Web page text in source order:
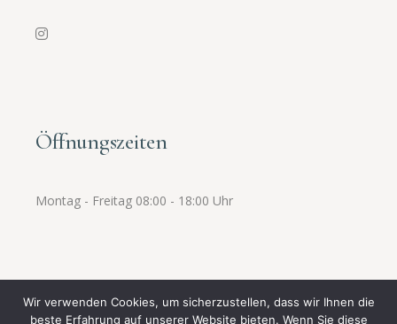
Öffnungszeiten
Montag - Freitag 08:00 - 18:00 Uhr
Wir verwenden Cookies, um sicherzustellen, dass wir Ihnen die
beste Erfahrung auf unserer Website bieten. Wenn Sie diese